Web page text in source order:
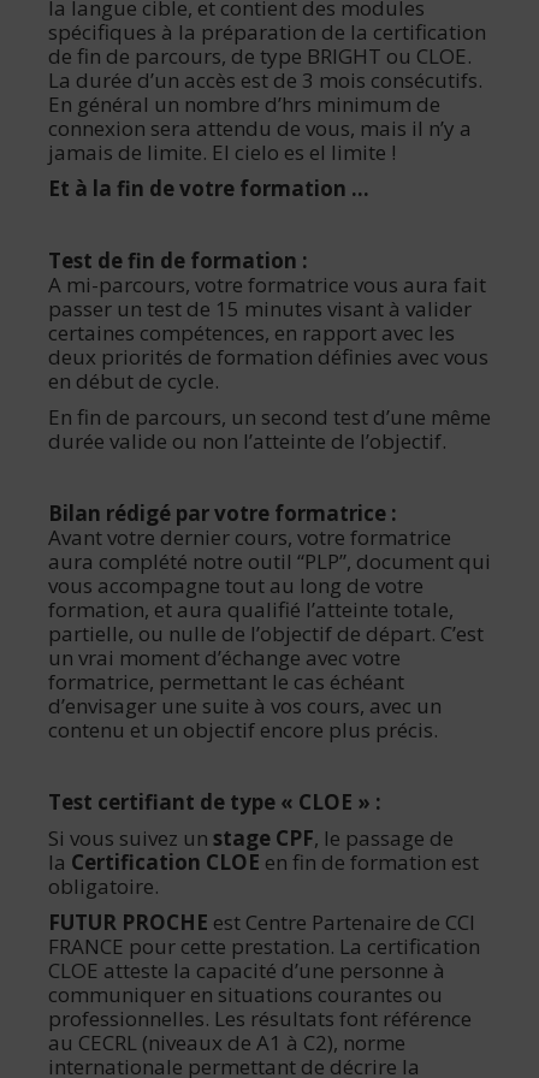
la langue cible, et contient des modules
spécifiques à la préparation de la certification
de fin de parcours, de type BRIGHT ou CLOE.
La durée d’un accès est de 3 mois consécutifs.
En général un nombre d’hrs minimum de
connexion sera attendu de vous, mais il n’y a
jamais de limite. El cielo es el limite !
Et à la fin de votre formation …
Test de fin de formation :
A mi-parcours, votre formatrice vous aura fait
passer un test de 15 minutes visant à valider
certaines compétences, en rapport avec les
deux priorités de formation définies avec vous
en début de cycle.
En fin de parcours, un second test d’une même
durée valide ou non l’atteinte de l’objectif.
Bilan rédigé par votre formatrice :
Avant votre dernier cours, votre formatrice
aura complété notre outil “PLP”, document qui
vous accompagne tout au long de votre
formation, et aura qualifié l’atteinte totale,
partielle, ou nulle de l’objectif de départ. C’est
un vrai moment d’échange avec votre
formatrice, permettant le cas échéant
d’envisager une suite à vos cours, avec un
contenu et un objectif encore plus précis.
Test certifiant de type « CLOE » :
Si vous suivez un stage CPF, le passage de
la Certification CLOE en fin de formation est
obligatoire.
FUTUR PROCHE est Centre Partenaire de CCI
FRANCE pour cette prestation. La certification
CLOE atteste la capacité d’une personne à
communiquer en situations courantes ou
professionnelles. Les résultats font référence
au CECRL (niveaux de A1 à C2), norme
internationale permettant de décrire la